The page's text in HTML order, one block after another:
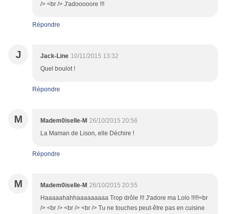
/> <br /> J'adooooore !!!
Répondre
J Jack-Line 10/11/2015 13:32
Quel boulot !
Répondre
M Madem0iselle-M 26/10/2015 20:56
La Maman de Lison, elle Déchire !
Répondre
M Madem0iselle-M 26/10/2015 20:55
Haaaaahahhaaaaaaaaa Trop drôle !!! J'adore ma Lolo !!!!!<br
/> <br /> <br /> <br /> Tu ne touches peut-être pas en cuisine